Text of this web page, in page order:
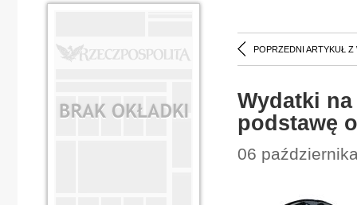
POPRZEDNI ARTYKUŁ Z
Wydatki
podstawę
06